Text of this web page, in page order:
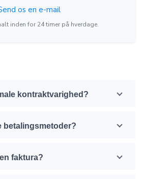
os en e-mail
inden for 24 timer på hverdage.
kontraktvarighed?
betalingsmetoder?
faktura?